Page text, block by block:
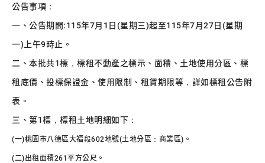
公告事項：
一、公告期間:115年7月1日(星期三)起至115年7月27日(星期
一)上午9時止。
二、本批共1標，標租不動產之標示、面積、土地使用分區、標
租底價、投標保證金、使用限制、租賃期限等，詳如標租公告附
表。
三、第1標，標租土地明細如下：
(一)桃園市八德區大福段602地號(土地分區：商業區)。
(二)出租面積261平方公尺。